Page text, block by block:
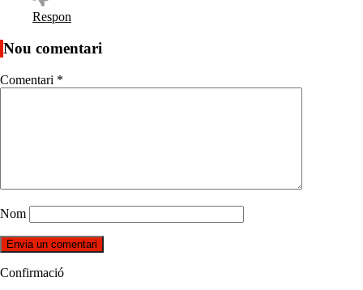
Respon
Nou comentari
Comentari *
Nom
Confirmació